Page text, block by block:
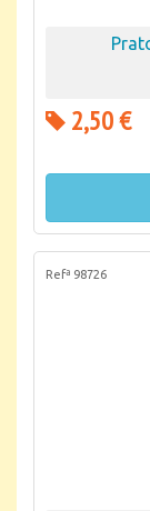
2,50 €
Refª 98726